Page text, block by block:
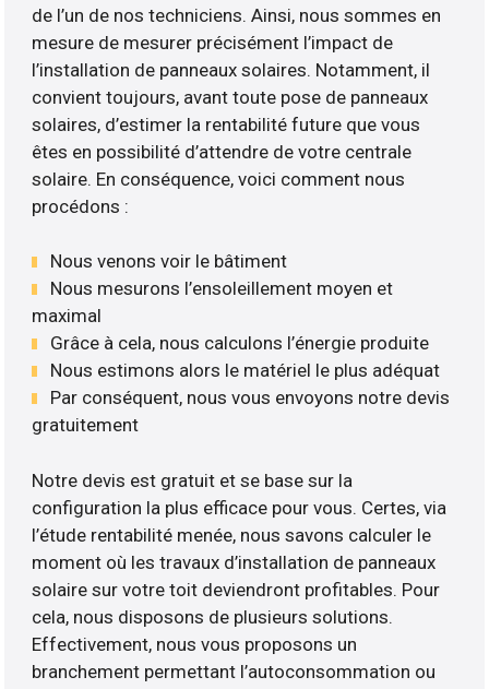
de l’un de nos techniciens. Ainsi, nous sommes en
mesure de mesurer précisément l’impact de
l’installation de panneaux solaires. Notamment, il
convient toujours, avant toute pose de panneaux
solaires, d’estimer la rentabilité future que vous
êtes en possibilité d’attendre de votre centrale
solaire. En conséquence, voici comment nous
procédons :
Nous venons voir le bâtiment
Nous mesurons l’ensoleillement moyen et
maximal
Grâce à cela, nous calculons l’énergie produite
Nous estimons alors le matériel le plus adéquat
Par conséquent, nous vous envoyons notre devis
gratuitement
Notre devis est gratuit et se base sur la
configuration la plus efficace pour vous. Certes, via
l’étude rentabilité menée, nous savons calculer le
moment où les travaux d’installation de panneaux
solaire sur votre toit deviendront profitables. Pour
cela, nous disposons de plusieurs solutions.
Effectivement, nous vous proposons un
branchement permettant l’autoconsommation ou